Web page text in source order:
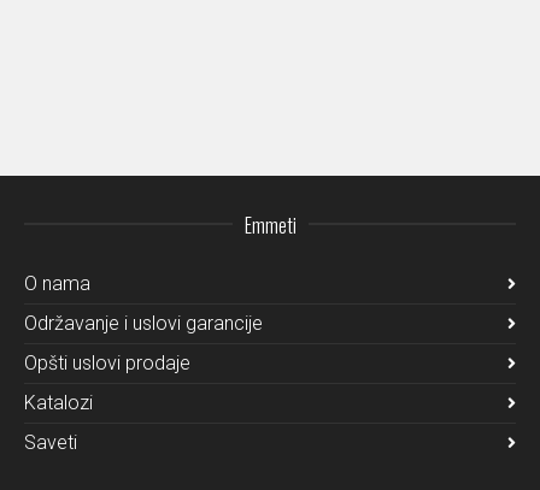
Emmeti
O nama
Održavanje i uslovi garancije
Opšti uslovi prodaje
Katalozi
Saveti